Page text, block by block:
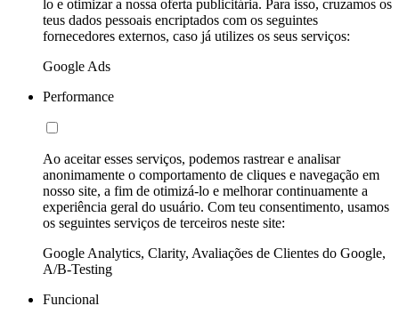
lo e otimizar a nossa oferta publicitária. Para isso, cruzamos os
teus dados pessoais encriptados com os seguintes
fornecedores externos, caso já utilizes os seus serviços:
Google Ads
Performance
Ao aceitar esses serviços, podemos rastrear e analisar
anonimamente o comportamento de cliques e navegação em
nosso site, a fim de otimizá-lo e melhorar continuamente a
experiência geral do usuário. Com teu consentimento, usamos
os seguintes serviços de terceiros neste site:
Google Analytics, Clarity, Avaliações de Clientes do Google,
A/B-Testing
Funcional